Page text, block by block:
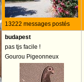
13222 messages postés
budapest
pas tjs facile !
Gourou Pigeonneux